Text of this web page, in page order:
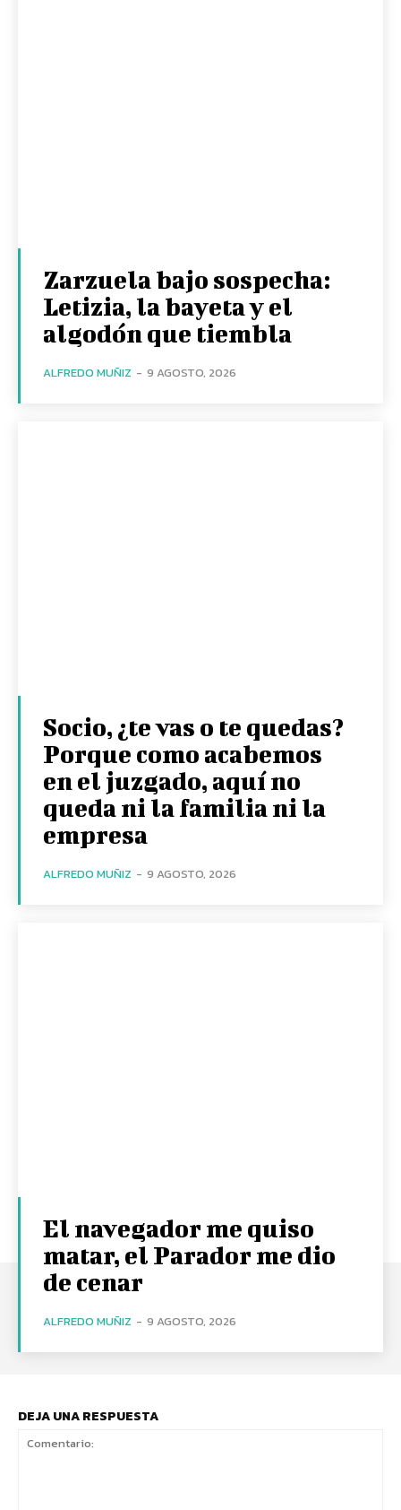
Zarzuela bajo sospecha:
Letizia, la bayeta y el
algodón que tiembla
ALFREDO MUÑIZ - 9 AGOSTO, 2026
Socio, ¿te vas o te quedas?
Porque como acabemos
en el juzgado, aquí no
queda ni la familia ni la
empresa
ALFREDO MUÑIZ - 9 AGOSTO, 2026
El navegador me quiso
matar, el Parador me dio
de cenar
ALFREDO MUÑIZ - 9 AGOSTO, 2026
DEJA UNA RESPUESTA